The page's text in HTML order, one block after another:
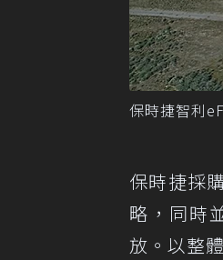
保時捷智利
保時捷採
略，同時
放。以整